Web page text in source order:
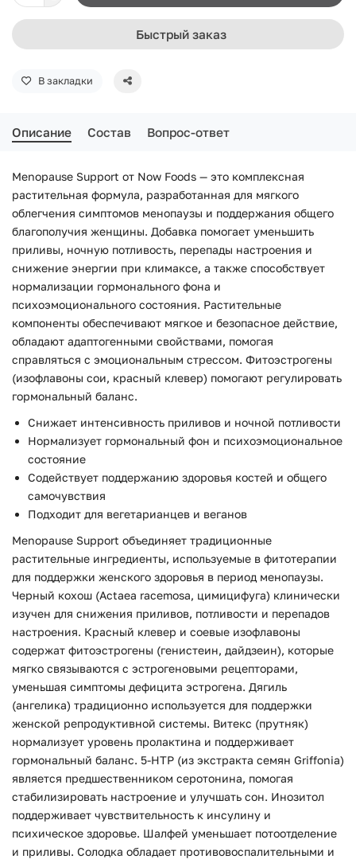
Быстрый заказ
В закладки
Описание Состав Вопрос-ответ
Menopause Support от Now Foods — это комплексная
растительная формула, разработанная для мягкого
облегчения симптомов менопаузы и поддержания общего
благополучия женщины. Добавка помогает уменьшить
приливы, ночную потливость, перепады настроения и
снижение энергии при климаксе, а также способствует
нормализации гормонального фона и
психоэмоционального состояния. Растительные
компоненты обеспечивают мягкое и безопасное действие,
обладают адаптогенными свойствами, помогая
справляться с эмоциональным стрессом. Фитоэстрогены
(изофлавоны сои, красный клевер) помогают регулировать
гормональный баланс.
Снижает интенсивность приливов и ночной потливости
Нормализует гормональный фон и психоэмоциональное
состояние
Содействует поддержанию здоровья костей и общего
самочувствия
Подходит для вегетарианцев и веганов
Menopause Support объединяет традиционные
растительные ингредиенты, используемые в фитотерапии
для поддержки женского здоровья в период менопаузы.
Черный кохош (Actaea racemosa, цимицифуга) клинически
изучен для снижения приливов, потливости и перепадов
настроения. Красный клевер и соевые изофлавоны
содержат фитоэстрогены (генистеин, дайдзеин), которые
мягко связываются с эстрогеновыми рецепторами,
уменьшая симптомы дефицита эстрогена. Дягиль
(ангелика) традиционно используется для поддержки
женской репродуктивной системы. Витекс (прутняк)
нормализует уровень пролактина и поддерживает
гормональный баланс. 5-HTP (из экстракта семян Griffonia)
является предшественником серотонина, помогая
стабилизировать настроение и улучшать сон. Инозитол
поддерживает чувствительность к инсулину и
психическое здоровье. Шалфей уменьшает потоотделение
и приливы. Солодка обладает противовоспалительными и